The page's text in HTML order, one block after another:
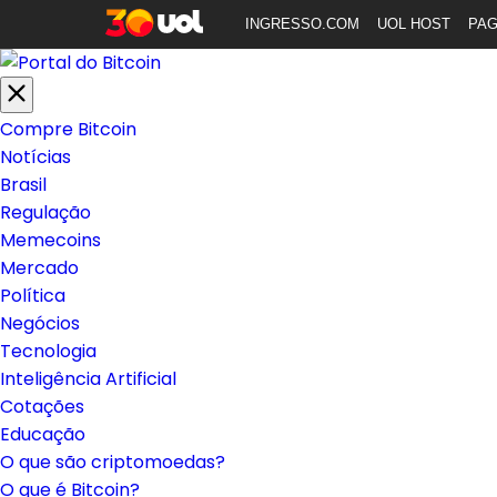
INGRESSO.COM UOL HOST
Compre Bitcoin
Notícias
Brasil
Regulação
Memecoins
Mercado
Política
Negócios
Tecnologia
Inteligência Artificial
Cotações
Educação
O que são criptomoedas?
O que é Bitcoin?